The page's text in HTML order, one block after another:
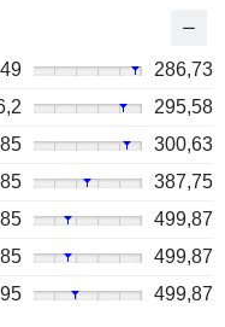
286,73
295,58
300,63
387,75
499,87
499,87
499,87